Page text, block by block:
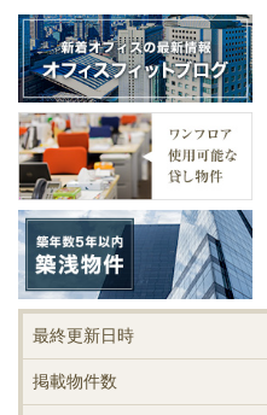
最終更新日時
掲載物件数